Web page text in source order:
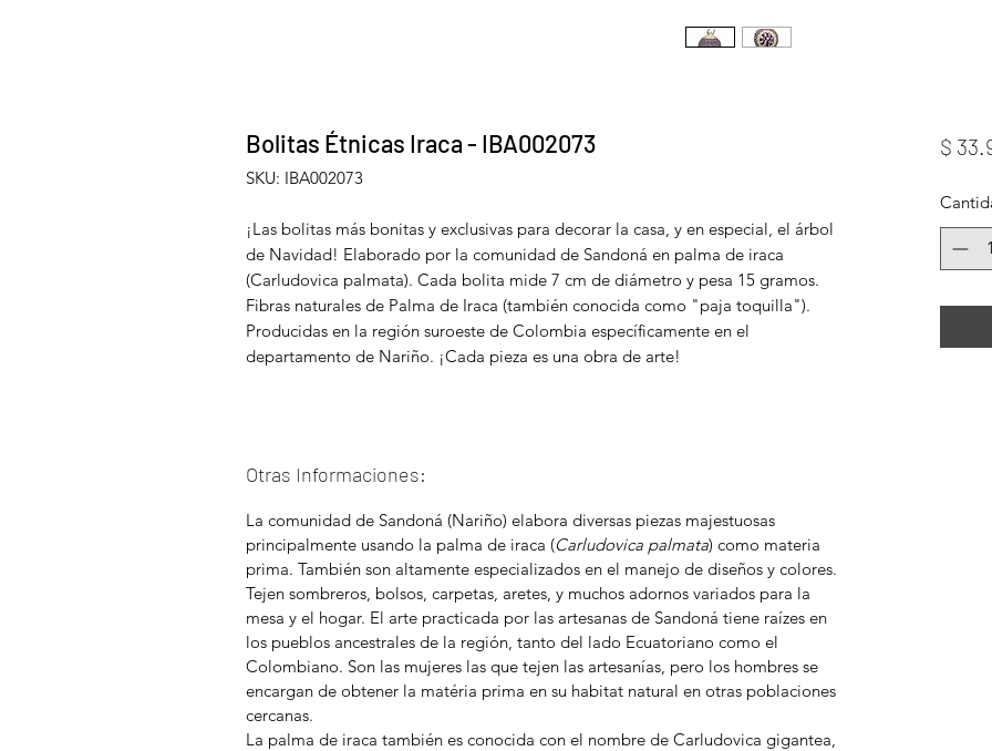
Bolitas Étnicas Iraca - IBA002073
SKU: IBA002073
¡Las bolitas más bonitas y exclusivas para decorar la casa, y en especial, el árbol
de Navidad! Elaborado por la comunidad de Sandoná en palma de iraca
(Carludovica palmata). Cada bolita mide 7 cm de diámetro y pesa 15 gramos.
Fibras naturales de Palma de Iraca (también conocida como "paja toquilla").
Producidas en la región suroeste de Colombia específicamente en el
departamento de Nariño. ¡Cada pieza es una obra de arte!
Otras Informaciones:
La comunidad de Sandoná (Nariño) elabora diversas piezas majestuosas
principalmente usando la palma de iraca (Carludovica palmata) como materia
prima. También son altamente especializados en el manejo de diseños y colores.
Tejen sombreros, bolsos, carpetas, aretes, y muchos adornos variados para la
mesa y el hogar. El arte practicada por las artesanas de Sandoná tiene raízes en
los pueblos ancestrales de la región, tanto del lado Ecuatoriano como el
Colombiano. Son las mujeres las que tejen las artesanías, pero los hombres se
encargan de obtener la matéria prima en su habitat natural en otras poblaciones
cercanas.
La palma de iraca también es conocida con el nombre de Carludovica gigantea,
$